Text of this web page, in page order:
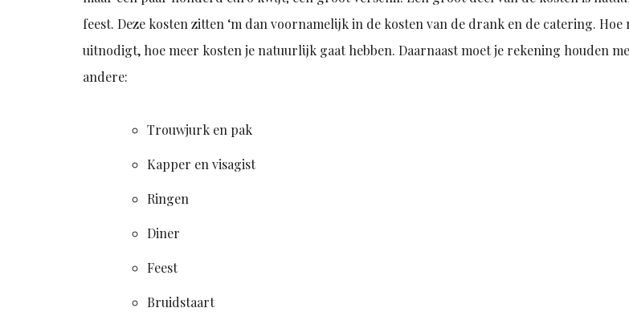
feest. Deze kosten zitten ‘m dan voornamelijk in de kosten van de drank en de catering. Hoe
uitnodigt, hoe meer kosten je natuurlijk gaat hebben. Daarnaast moet je rekening houden
andere:
Trouwjurk en pak
Kapper en visagist
Ringen
Diner
Feest
Bruidstaart